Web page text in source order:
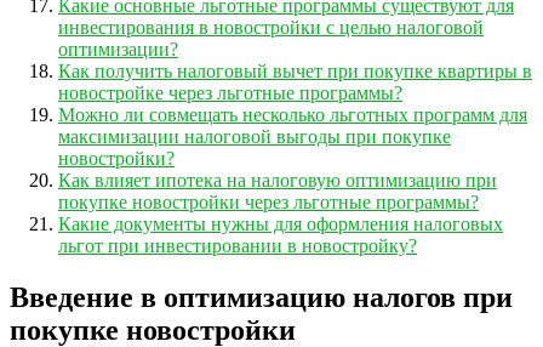
Какие основные льготные программы существуют для
инвестирования в новостройки с целью налоговой
оптимизации?
Как получить налоговый вычет при покупке квартиры в
новостройке через льготные программы?
Можно ли совмещать несколько льготных программ для
максимизации налоговой выгоды при покупке
новостройки?
Как влияет ипотека на налоговую оптимизацию при
покупке новостройки через льготные программы?
Какие документы нужны для оформления налоговых
льгот при инвестировании в новостройку?
Введение в оптимизацию налогов при
покупке новостройки